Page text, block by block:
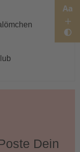
Aa
Dein